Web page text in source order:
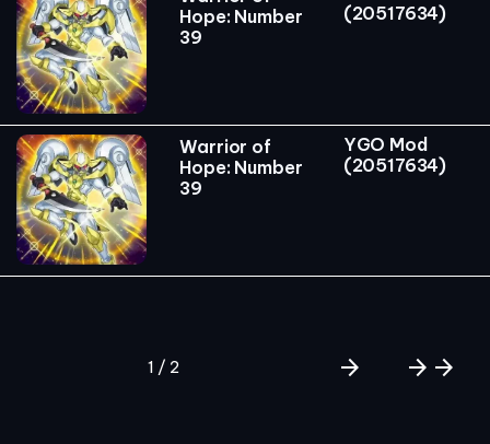
Hope: Number
39
(20517634)
Warrior of
Hope: Number
39
YGO Mod
(20517634)
1 / 2 arrow_forward arrow_forward arrow_forward